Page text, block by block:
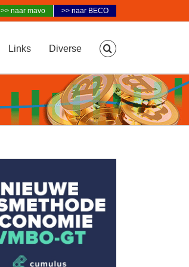
>> naar mavo >> naar BECO
Links Diverse